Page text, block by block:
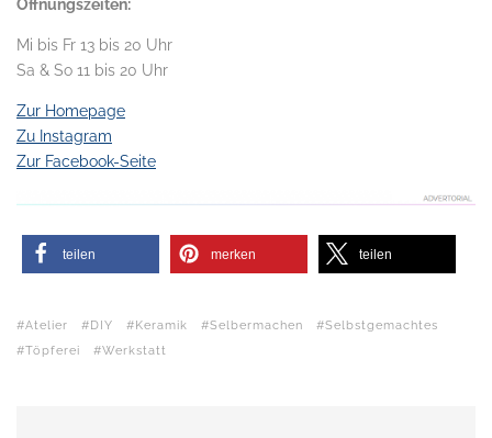
Öffnungszeiten:
Mi bis Fr 13 bis 20 Uhr
Sa & So 11 bis 20 Uhr
Zur Homepage
Zu Instagram
Zur Facebook-Seite
teilen merken teilen
Atelier DIY Keramik Selbermachen
Selbstgemachtes
Töpferei
Werkstatt